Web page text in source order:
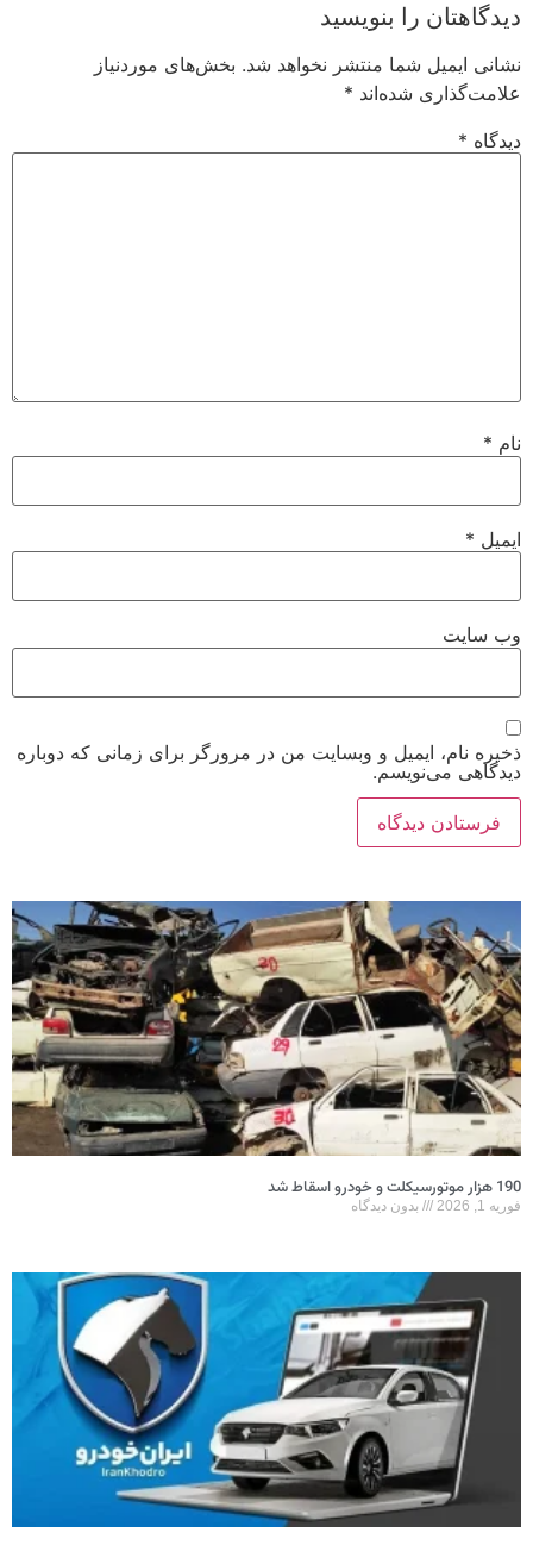
دیدگاهتان را بنویسید
نشانی ایمیل شما منتشر نخواهد شد. بخش‌های موردنیاز
علامت‌گذاری شده‌اند*
دیدگاه*
نام*
ایمیل*
وب‌ سایت
ذخیره نام، ایمیل و وبسایت من در مرورگر برای زمانی که دوباره
دیدگاهی می‌نویسم.
190 هزار موتورسیکلت و خودرو اسقاط شد
فوریه 1, 2026 بدون دیدگاه